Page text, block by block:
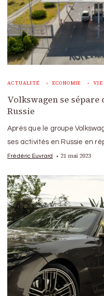
ACTUALITÉ ECONOMIE VIE
Volkswagen se
Russie
Après que le groupe
ses activités en Russie en
Frédéric Euvrard 21 mai 2023